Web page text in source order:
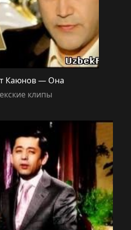
Каюнов — Она
клипы